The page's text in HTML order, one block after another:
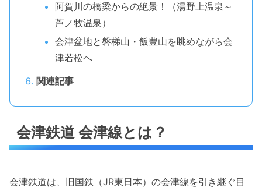
阿賀川の橋梁からの絶景！（湯野上温泉～
芦ノ牧温泉）
会津盆地と磐梯山・飯豊山を眺めながら会
津若松へ
関連記事
会津鉄道 会津線とは？
会津鉄道は、旧国鉄（JR東日本）の会津線を引き継ぐ目